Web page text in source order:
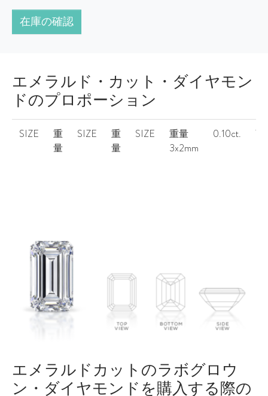
在庫の確認
エメラルド・カット・ダイヤモン
ドのプロポーション
SIZE
重
量
SIZE
重
量
SIZE
重量
3x2mm
0.10ct.
エメラルドカットのラボグロウ
ン・ダイヤモンドを購入する際の